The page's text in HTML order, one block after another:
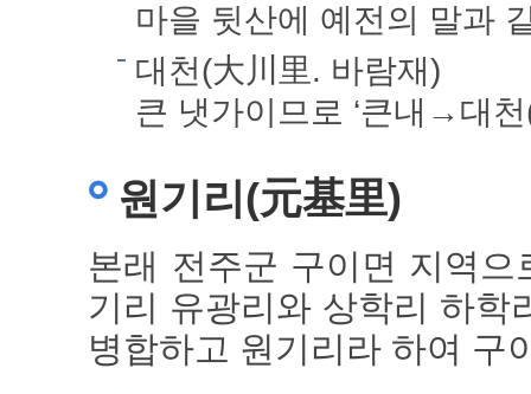
마을 뒷산에 예전의 말과
대천(大川里. 바람재)
큰 냇가이므로 ‘큰내→대
원기리(元基里)
본래 전주군 구이면 지역
기리 유광리와 상학리 하학
병합하고 원기리라 하여 구